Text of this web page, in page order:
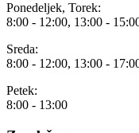
Ponedeljek, Torek:
8:00 - 12:00, 13:00 -
Sreda:
8:00 - 12:00, 13:00 -
Petek:
8:00 - 13:00